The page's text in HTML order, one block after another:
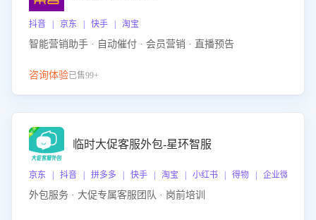
抖音 | 京东 | 快手 | 淘宝
智能营销助手 · 自动催付 · 会员营销 · 直播预告
咨询体验已售99+
临时大促客服外包-星环智服
京东 | 抖音 | 拼多多 | 快手 | 淘宝 | 小红书 | 得物 | 企业微信
外包服务 · 大促专属客服团队 · 岗前培训